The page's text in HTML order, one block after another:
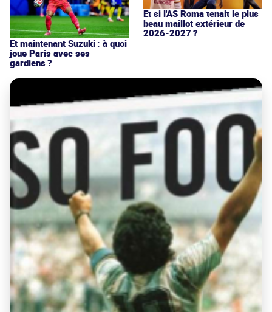
Et maintenant Suzuki : à quoi
joue Paris avec ses
gardiens ?
Et si l'AS Roma tenait le plus
beau maillot extérieur de
2026-2027 ?